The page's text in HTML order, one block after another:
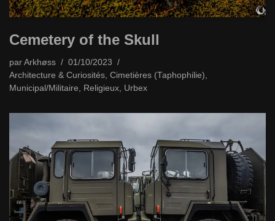
Cemetery of the Skull
par Arkhøss
01/10/2023
Architecture & Curiosités, Cimetières (Taphophilie),
Municipal/Militaire, Religieux, Urbex